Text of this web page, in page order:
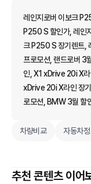
레인지로버 이보크
P250 S 할인가, 레인
크 P250 S 장기렌트,
프로모션, 랜드로버
인, X1 xDrive 20i X
xDrive 20i X라인 장
로모션, BMW 3월 할
차량비교 자동차
추천 콘텐츠 이어